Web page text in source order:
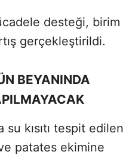
desteği, birim
gerçekleştirildi.
BEYANINDA
su kısıtı tespit edilen
patates ekimine